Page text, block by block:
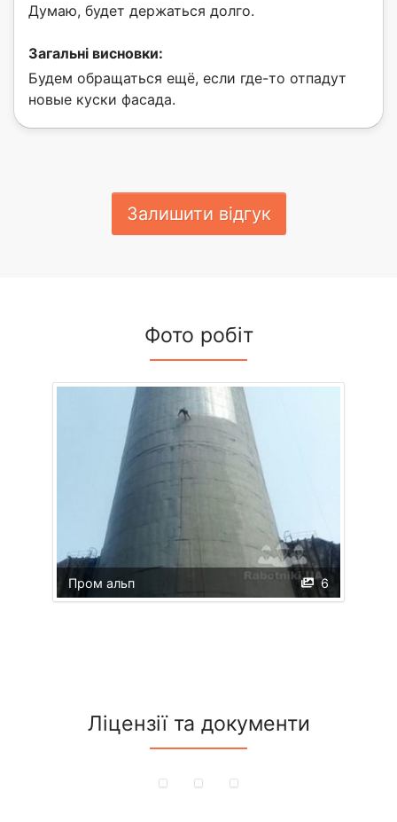
Думаю, будет держаться долго.
Загальні висновки:
Будем обращаться ещё, если где-то отпадут
новые куски фасада.
Залишити відгук
Фото робіт
6
Пром альп
Ліцензії та документи